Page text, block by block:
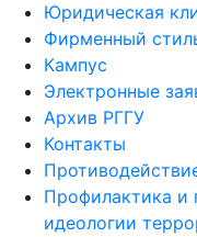
Юридическая
Фирменный
Кампус
Электронные
Архив РГГУ
Контакты
Профилактика и
идеологии